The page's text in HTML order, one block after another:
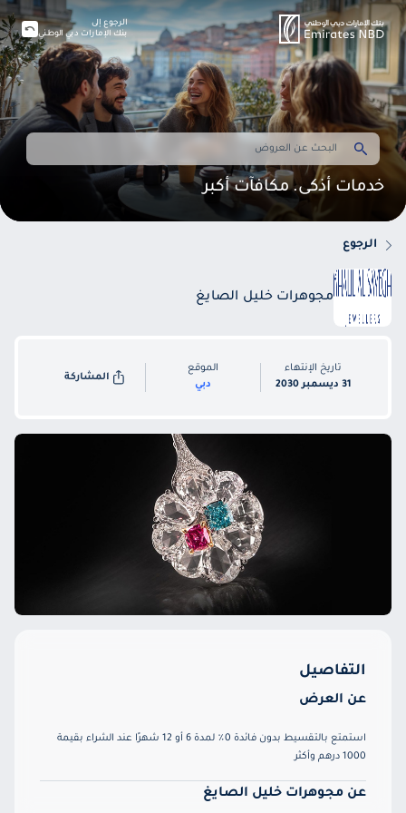
خدمات أذكى. مكافآت أكبر
الرجوع إلى
بنك الإمارات دبي الوطني
الرجوع
مجوهرات خليل الصايغ
تاريخ الإنتهاء
31 ديسمبر 2030
الموقع
دبي
المشاركة
التفاصيل
عن العرض
استمتع بالتقسيط بدون فائدة 0٪ لمدة 6 أو 12 شهرًا عند الشراء بقيمة
1000 درهم وأكثر
عن مجوهرات خليل الصايغ